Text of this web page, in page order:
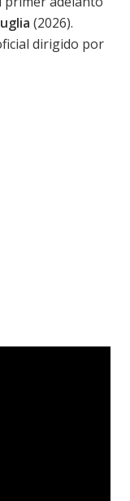
(2026).
dirigido por